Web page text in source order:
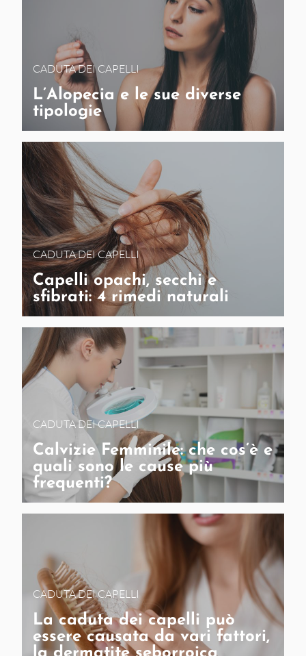
CADUTA DEI CAPELLI
L’Alopecia e le sue diverse
tipologie
CADUTA DEI CAPELLI
Capelli opachi, secchi e
sfibrati: 4 rimedi naturali
CADUTA DEI CAPELLI
Calvizie Femminile: che cos’è e
quali sono le cause più
frequenti?
CADUTA DEI CAPELLI
La caduta dei capelli può
essere causata da vari fattori,